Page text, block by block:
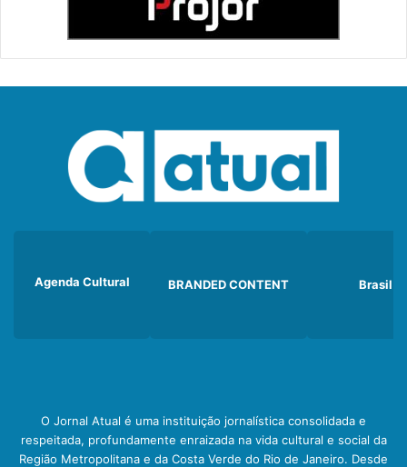
Agenda Cultural BRANDED CONTENT Brasil
O Jornal Atual é uma instituição jornalística consolidada e
respeitada, profundamente enraizada na vida cultural e social da
Região Metropolitana e da Costa Verde do Rio de Janeiro. Desde